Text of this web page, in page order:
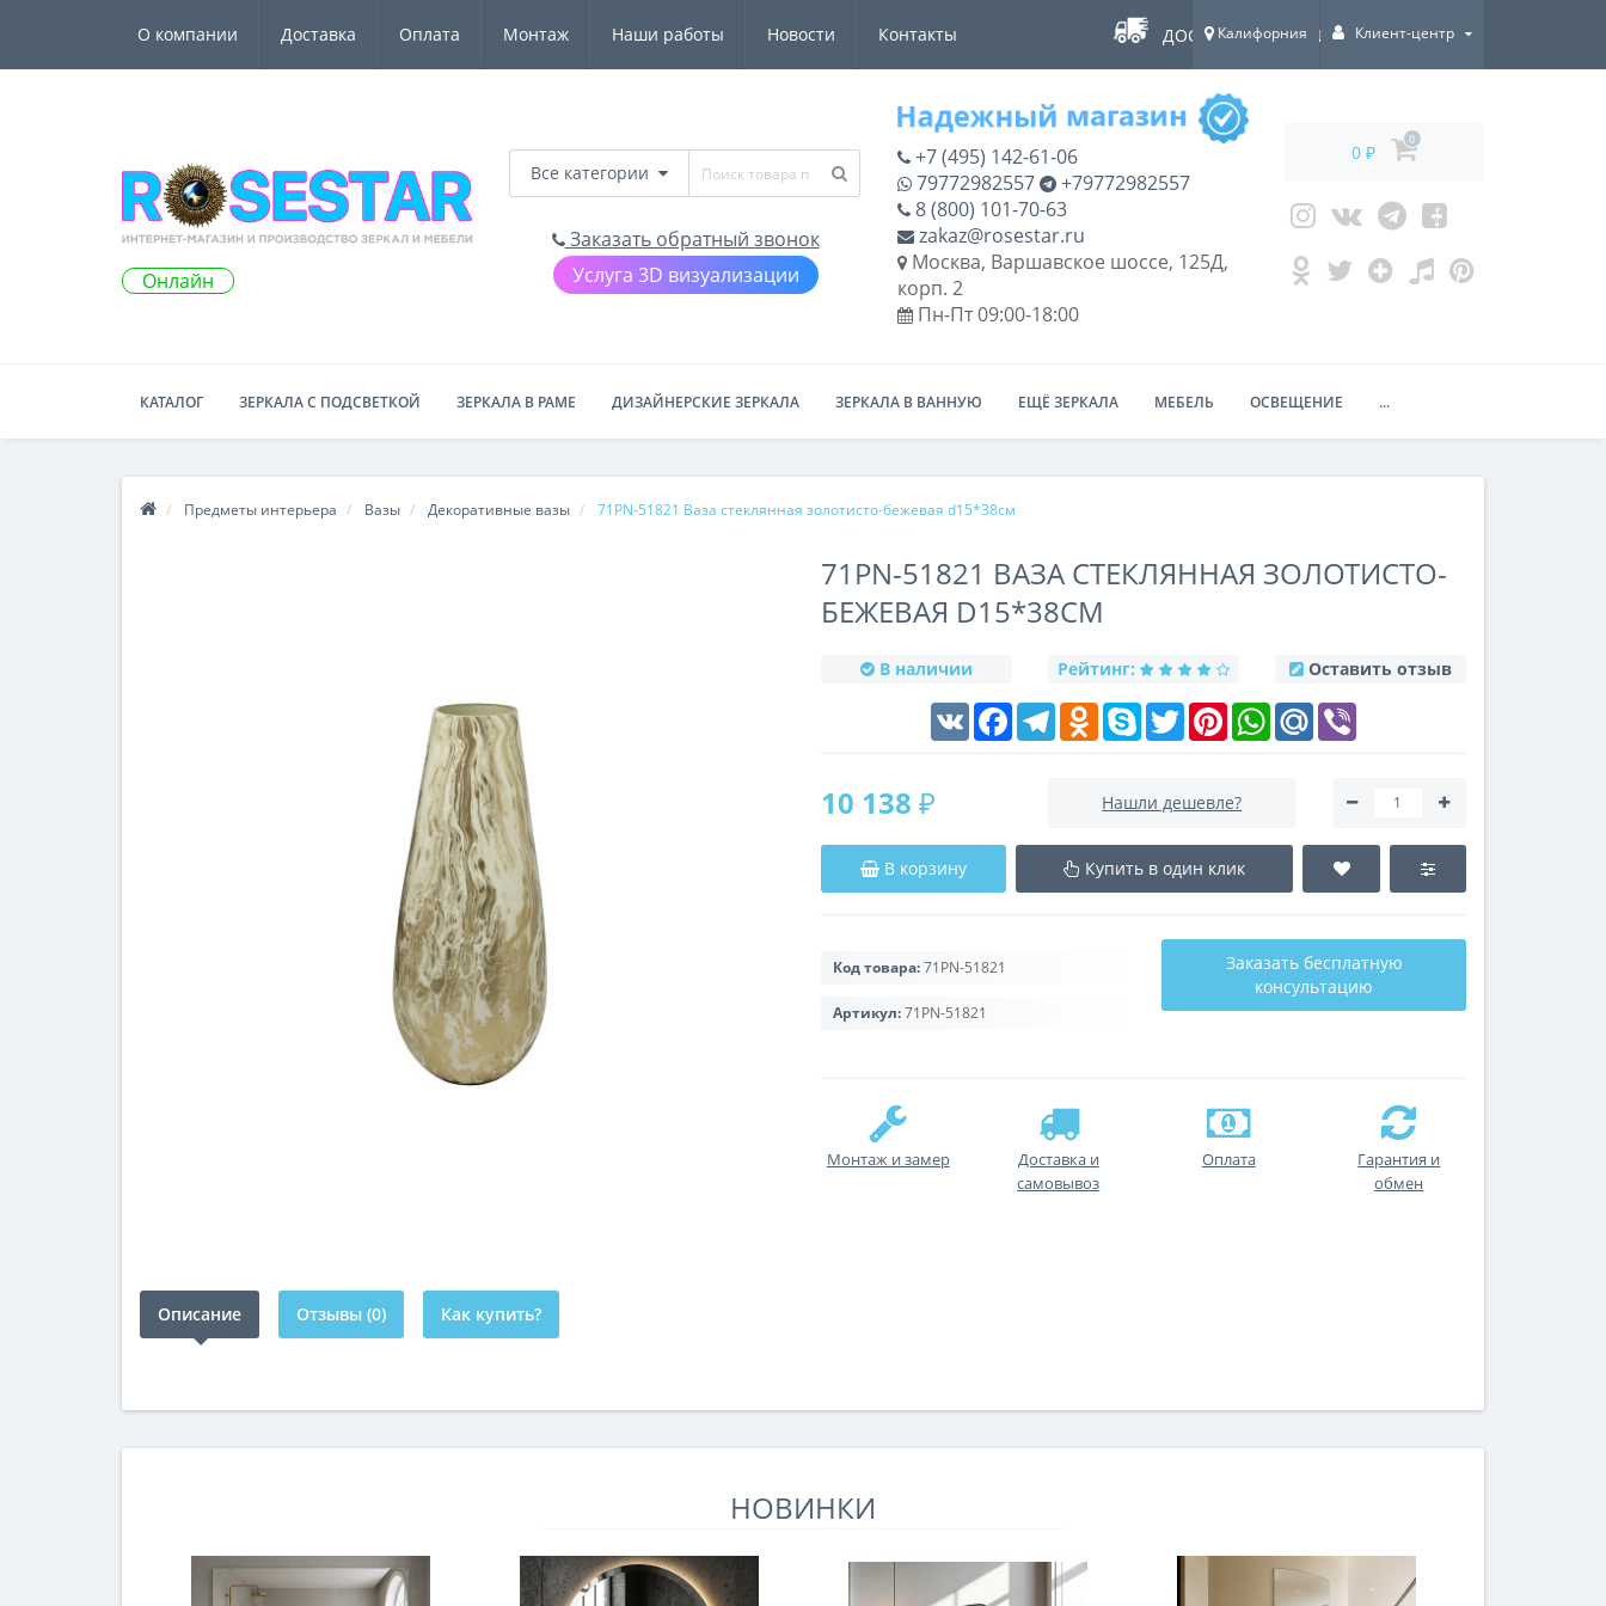
О компании Доставка Оплата Монтаж Наши работы Новости Контакты ДОСТАВКА ПО ВСЕЙ РОССИИ!
Калифорния Клиент-центр
Онлайн
Все категории
Заказать обратный звонок
Услуга 3D визуализации
+7 (495) 142-61-06
79772982557
+79772982557
8 (800) 101-70-63
zakaz@rosestar.ru
Москва, Варшавское шоссе, 125Д,
корп. 2
Пн-Пт 09:00-18:00
0 ₽
0
КАТАЛОГ ЗЕРКАЛА С ПОДСВЕТКОЙ ЗЕРКАЛА В РАМЕ ДИЗАЙНЕРСКИЕ ЗЕРКАЛА ЗЕРКАЛА В ВАННУЮ ЕЩЁ ЗЕРКАЛА МЕБЕЛЬ ОСВЕЩЕНИЕ ...
Предметы интерьера Вазы Декоративные вазы 71PN-51821 Ваза стеклянная золотисто-бежевая d15*38см
71PN-51821 ВАЗА СТЕКЛЯННАЯ ЗОЛОТИСТО-
БЕЖЕВАЯ D15*38СМ
В наличии Рейтинг: Оставить отзыв
VK FacebookTelegramOdnoklassniki
Skype Twitter PinterestWhatsAppMail.Ru
10 138 ₽ Нашли дешевле?
В корзину Купить в один клик
Код товара:71PN-51821
Артикул:71PN-51821
Заказать бесплатную
консультацию
Монтаж и замер
Доставка и
самовывоз
Оплата
Гарантия и
обмен
Описание Отзывы (0) Как купить?
НОВИНКИ